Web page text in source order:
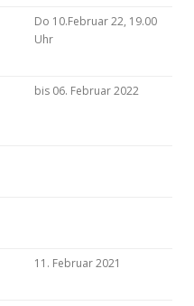
Do 10.Februar 22, 19.00
Uhr
bis 06. Februar 2022
11. Februar 2021